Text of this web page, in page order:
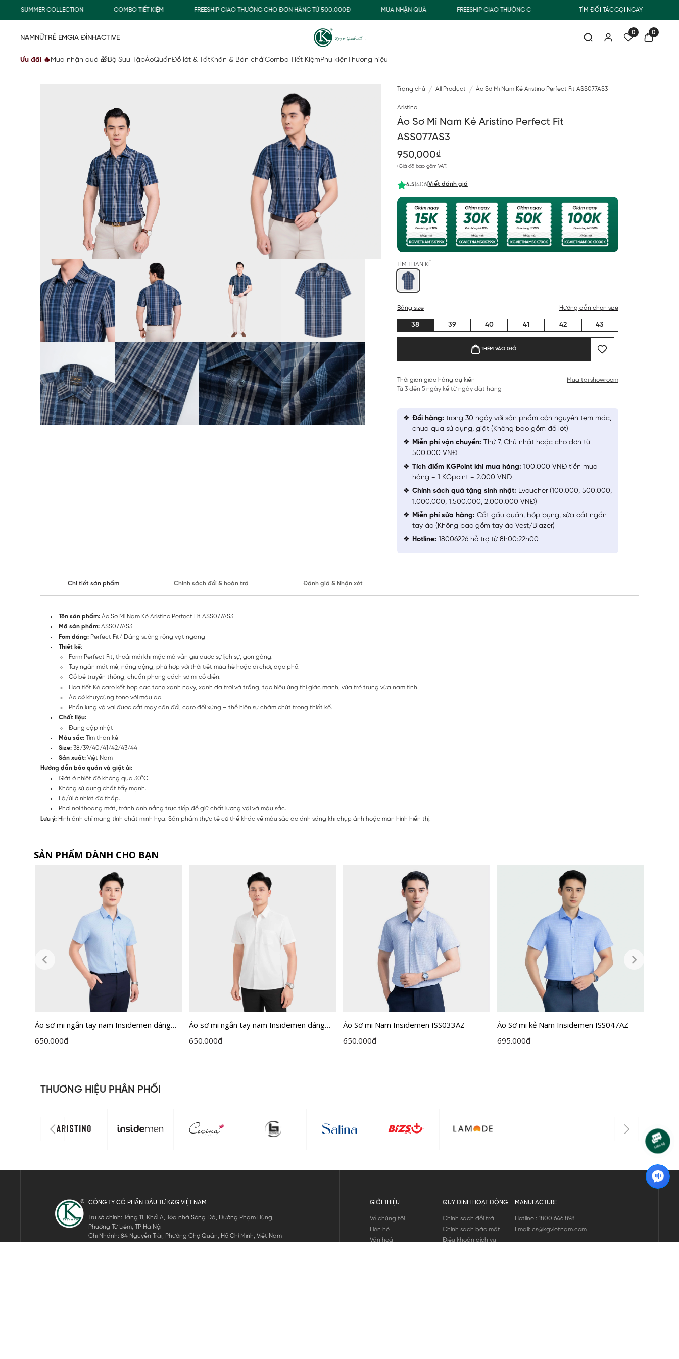
SUMMER COLLECTION COMBO TIẾT KIỆM FREESHIP GIAO THƯỜNG CHO ĐƠN HÀNG TỪ 500.000Đ MUA NHẬN QUÀ FREESHIP GIAO THƯỜNG CHO ĐƠN HÀNG TỪ 500.000Đ SUMMER
TÌM ĐỐI TÁCGỌI NGAY
0 0
NAMNỮTRẺ EMGIA ĐÌNHACTIVE
Ưu đãi 🔥 Mua nhận quà 🎁Bộ Sưu TậpÁoQuầnĐồ lót & TấtKhăn & Bàn chảiCombo Tiết KiệmPhụ kiện Thương hiệu
Trang chủ All Product Áo Sơ Mi Nam Kẻ Aristino Perfect Fit ASS077AS3
Aristino
Áo Sơ Mi Nam Kẻ Aristino Perfect Fit
ASS077AS3
950,000₫
(Giá đã bao gồm VAT)
4.5(406)Viết đánh giá
TÍM THAN KẺ
Bảng size Hướng dẫn chọn size
38 39 40 41 42 43
THÊM VÀO GIỎ
Thời gian giao hàng dự kiến
Từ 3 đến 5 ngày kể từ ngày đặt hàng
Mua tại showroom
Đổi hàng: trong 30 ngày với sản phẩm còn nguyên tem mác,
chưa qua sử dụng, giặt (Không bao gồm đồ lót)
Miễn phí vận chuyển: Thứ 7, Chủ nhật hoặc cho đơn từ
500.000 VNĐ
Tích điểm KGPoint khi mua hàng: 100.000 VNĐ tiền mua
hàng = 1 KGpoint = 2.000 VNĐ
Chính sách quà tặng sinh nhật: Evoucher (100.000, 500.000,
1.000.000, 1.500.000, 2.000.000 VNĐ)
Miễn phí sửa hàng: Cắt gấu quần, bóp bụng, sửa cắt ngắn
tay áo (Không bao gồm tay áo Vest/Blazer)
Hotline: 18006226 hỗ trợ từ 8h00:22h00
Chi tiết sản phẩm Chính sách đổi & hoàn trả Đánh giá & Nhận xét
Tên sản phẩm: Áo Sơ Mi Nam Kẻ Aristino Perfect Fit ASS077AS3
Mã sản phẩm: ASS077AS3
Fom dáng: Perfect Fit/ Dáng suông rộng vạt ngang
Thiết kế:
Form Perfect Fit, thoải mái khi mặc mà vẫn giữ được sự lịch sự, gọn gàng.
Tay ngắn mát mẻ, năng động, phù hợp với thời tiết mùa hè hoặc đi chơi, dạo phố.
Cổ bẻ truyền thống, chuẩn phong cách sơ mi cổ điển.
Họa tiết Kẻ caro kết hợp các tone xanh navy, xanh da trời và trắng, tạo hiệu ứng thị giác mạnh, vừa trẻ trung vừa nam tính.
Áo có khuycùng tone với màu áo.
Phần lưng và vai được cắt may cân đối, caro đối xứng – thể hiện sự chăm chút trong thiết kế.
Chất liệu:
Đang cập nhật
Màu sắc: Tím than kẻ
Size: 38/39/40/41/42/43/44
Sản xuất: Việt Nam
Hướng dẫn bảo quản và giặt ủi:
Giặt ở nhiệt độ không quá 30°C.
Không sử dụng chất tẩy mạnh.
Là/ủi ở nhiệt độ thấp.
Phơi nơi thoáng mát, tránh ánh nắng trực tiếp để giữ chất lượng vải và màu sắc.
Lưu ý: Hình ảnh chỉ mang tính chất minh họa. Sản phẩm thực tế có thể khác về màu sắc do ánh sáng khi chụp ảnh hoặc màn hình hiển thị.
SẢN PHẨM DÀNH CHO BẠN
Áo sơ mi ngắn tay nam Insidemen dáng
Perfect Fit ISS303MAH0
650.000đ
Áo sơ mi ngắn tay nam Insidemen dáng
Perfect Fit ISS301MAH0
650.000đ
Áo Sơ mi Nam Insidemen ISS033AZ
650.000đ
Áo Sơ mi kẻ Nam Insidemen ISS047AZ
695.000đ
THƯƠNG HIỆU PHÂN PHỐI
CÔNG TY CỔ PHẦN ĐẦU TƯ K&G VIỆT NAM
Trụ sở chính: Tầng 11, Khối A, Tòa nhà Sông Đà, Đường Phạm Hùng,
Phường Từ Liêm, TP Hà Nội
Chi Nhánh: 84 Nguyễn Trãi, Phường Chợ Quán, Hồ Chí Minh, Việt Nam
GIỚI THIỆU
Về chúng tôi
Liên hệ
Văn hoá
QUY ĐỊNH HOẠT ĐỘNG
Chính sách đổi trả
Chính sách bảo mật
Điều khoản dịch vụ
MANUFACTURE
Hotline : 1800.646.898
Email: cs@kgvietnam.com